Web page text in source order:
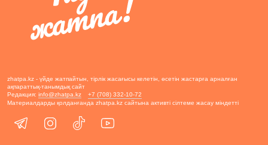
zhatpa.kz - үйде жатпайтын, тірлік жасағысы келетін, өсетін жастарға арналған
ақпараттық-танымдық сайт
Редакция: info@zhatpa.kz
+7 (708) 332-10-72
Материалдарды қолданғанда zhatpa.kz сайтына активті сілтеме жасау міндетті